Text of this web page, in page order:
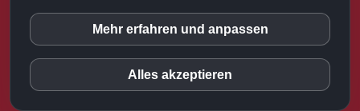
© 2023 moni.media |
Home|Impressum|Datenschutz|Haftungsausschluss|
Unsere Werte|Onlinekongress - Vom Leben
ausgebremst
Facebook
Disqus
Mehr erfahren und anpassen
Alles akzeptieren